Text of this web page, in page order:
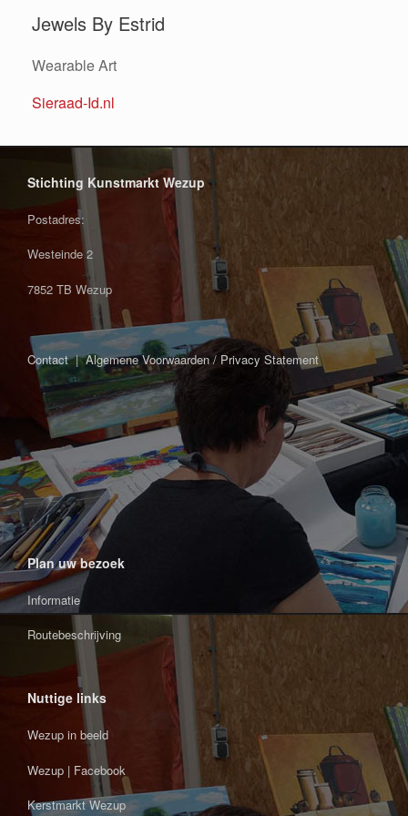
Jewels By Estrid
Wearable Art
Sieraad-Id.nl
Stichting Kunstmarkt Wezup
Postadres:
Westeinde 2
7852 TB Wezup
Contact|Algemene Voorwaarden / Privacy Statement
Plan uw bezoek
Informatie
Routebeschrijving
Nuttige links
Wezup in beeld
Wezup | Facebook
Kerstmarkt Wezup